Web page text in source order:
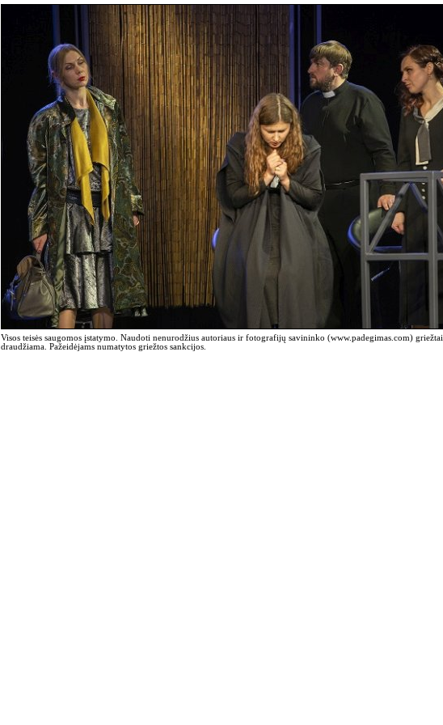
Visos teisės saugomos įstatymo. Naudoti nenurodžius autoriaus ir fotografijų savininko (www.padegimas.com) griežtai
draudžiama. Pažeidėjams numatytos griežtos sankcijos.